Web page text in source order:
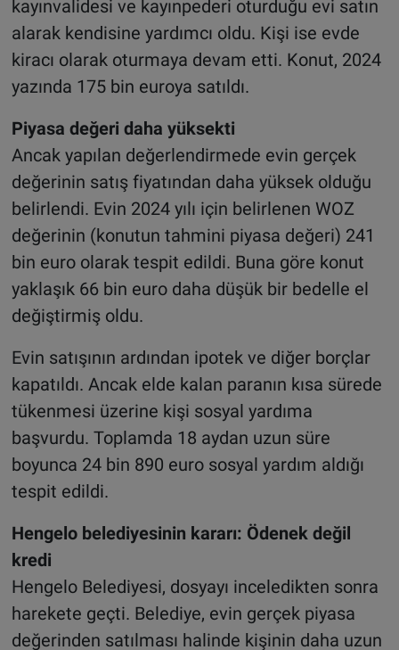
kayınvalidesi ve kayınpederi oturduğu evi satın
alarak kendisine yardımcı oldu. Kişi ise evde
kiracı olarak oturmaya devam etti. Konut, 2024
yazında 175 bin euroya satıldı.
Piyasa değeri daha yüksekti
Ancak yapılan değerlendirmede evin gerçek
değerinin satış fiyatından daha yüksek olduğu
belirlendi. Evin 2024 yılı için belirlenen WOZ
değerinin (konutun tahmini piyasa değeri) 241
bin euro olarak tespit edildi. Buna göre konut
yaklaşık 66 bin euro daha düşük bir bedelle el
değiştirmiş oldu.
Evin satışının ardından ipotek ve diğer borçlar
kapatıldı. Ancak elde kalan paranın kısa sürede
tükenmesi üzerine kişi sosyal yardıma
başvurdu. Toplamda 18 aydan uzun süre
boyunca 24 bin 890 euro sosyal yardım aldığı
tespit edildi.
Hengelo belediyesinin kararı: Ödenek değil
kredi
Hengelo Belediyesi, dosyayı inceledikten sonra
harekete geçti. Belediye, evin gerçek piyasa
değerinden satılması halinde kişinin daha uzun